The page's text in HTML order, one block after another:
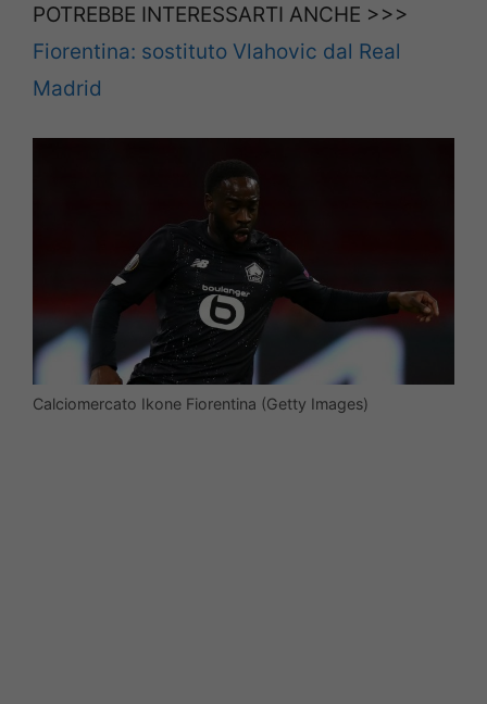
POTREBBE INTERESSARTI ANCHE >>>
Fiorentina: sostituto Vlahovic dal Real
Madrid
Calciomercato Ikone Fiorentina (Getty Images)